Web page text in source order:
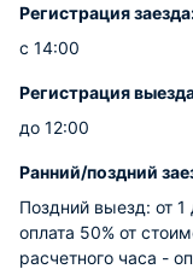
Регистрация
с 14:00
Регистрация
до 12:00
Ранний/поздний
Поздний выезд: от 1
оплата 50% от
расчетного часа -